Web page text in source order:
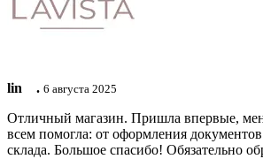
lin ⠀. 6 августа 2025
Отличный магазин. Пришла впервые,
всем помогла: от оформления документов
склада. Большое спасибо! Обязательно